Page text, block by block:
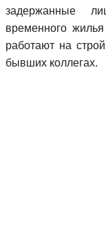
задержанные
временного
работают на
бывших коллегах.